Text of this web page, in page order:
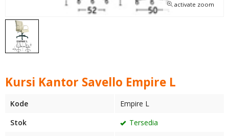
activate zoom
Kursi Kantor Savello Empire L
Kode
Empire L
Stok
Tersedia